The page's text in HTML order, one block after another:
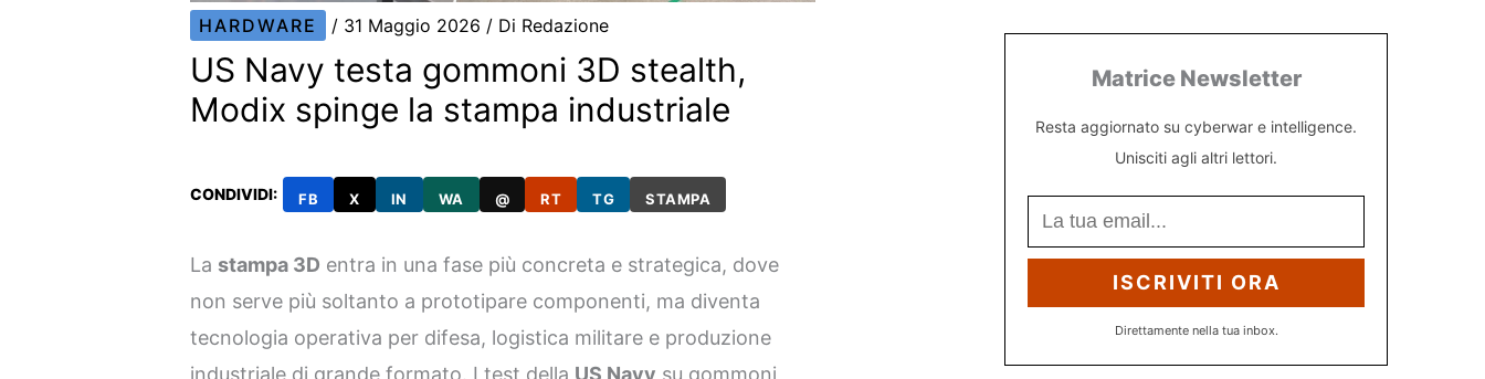
HARDWARE / 31 Maggio 2026 / Di Redazione
US Navy testa gommoni 3D stealth,
Modix spinge la stampa industriale
CONDIVIDI: FB X IN WA @ RT TG STAMPA
La stampa 3D entra in una fase più concreta e strategica, dove
non serve più soltanto a prototipare componenti, ma diventa
tecnologia operativa per difesa, logistica militare e produzione
Matrice Newsletter
Resta aggiornato su cyberwar e intelligence.
Unisciti agli altri lettori.
ISCRIVITI ORA
Direttamente nella tua inbox.